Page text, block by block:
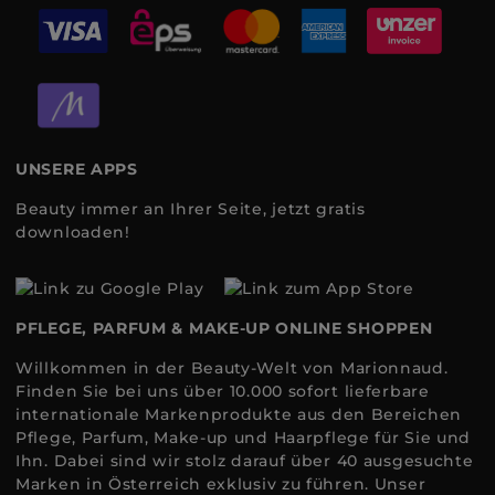
UNSERE APPS
Beauty immer an Ihrer Seite, jetzt gratis
downloaden!
PFLEGE, PARFUM & MAKE-UP ONLINE SHOPPEN
Willkommen in der Beauty-Welt von Marionnaud.
Finden Sie bei uns über 10.000 sofort lieferbare
internationale Markenprodukte aus den Bereichen
Pflege, Parfum, Make-up und Haarpflege für Sie und
Ihn. Dabei sind wir stolz darauf über 40 ausgesuchte
Marken in Österreich exklusiv zu führen. Unser